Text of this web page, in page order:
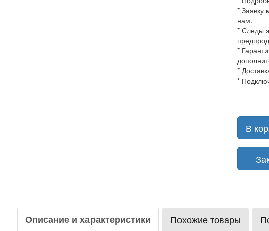
* Заявку
нам.
* Следы
*
*
*
В
Описание и характеристики Похожие товары